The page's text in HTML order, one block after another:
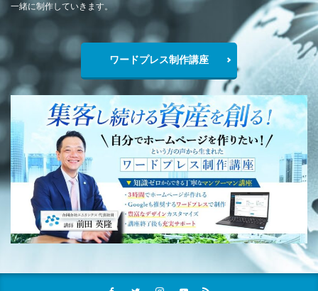
一緒に制作していきます。
ワードプレス制作講座